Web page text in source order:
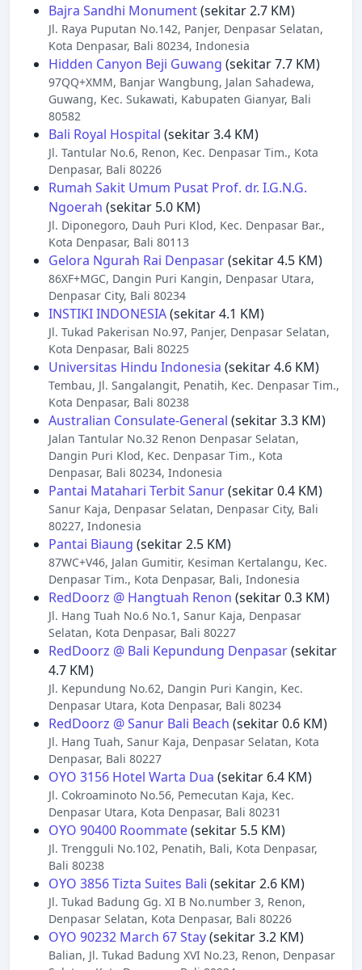
Bajra Sandhi Monument(sekitar 2.7 KM)
Jl. Raya Puputan No.142, Panjer, Denpasar Selatan,
Kota Denpasar, Bali 80234, Indonesia
Hidden Canyon Beji Guwang (sekitar 7.7 KM)
97QQ+XMM, Banjar Wangbung, Jalan Sahadewa,
Guwang, Kec. Sukawati, Kabupaten Gianyar, Bali
80582
Bali Royal Hospital (sekitar 3.4 KM)
Jl. Tantular No.6, Renon, Kec. Denpasar Tim., Kota
Denpasar, Bali 80226
Rumah Sakit Umum Pusat Prof. dr. I.G.N.G.
Ngoerah (sekitar 5.0 KM)
Jl. Diponegoro, Dauh Puri Klod, Kec. Denpasar Bar.,
Kota Denpasar, Bali 80113
Gelora Ngurah Rai Denpasar(sekitar 4.5 KM)
86XF+MGC, Dangin Puri Kangin, Denpasar Utara,
Denpasar City, Bali 80234
INSTIKI INDONESIA(sekitar 4.1 KM)
Jl. Tukad Pakerisan No.97, Panjer, Denpasar Selatan,
Kota Denpasar, Bali 80225
Universitas Hindu Indonesia (sekitar 4.6 KM)
Tembau, Jl. Sangalangit, Penatih, Kec. Denpasar Tim.,
Kota Denpasar, Bali 80238
Australian Consulate-General (sekitar 3.3 KM)
Jalan Tantular No.32 Renon Denpasar Selatan,
Dangin Puri Klod, Kec. Denpasar Tim., Kota
Denpasar, Bali 80234, Indonesia
Pantai Matahari Terbit Sanur(sekitar 0.4 KM)
Sanur Kaja, Denpasar Selatan, Denpasar City, Bali
80227, Indonesia
Pantai Biaung (sekitar 2.5 KM)
87WC+V46, Jalan Gumitir, Kesiman Kertalangu, Kec.
Denpasar Tim., Kota Denpasar, Bali, Indonesia
RedDoorz @ Hangtuah Renon (sekitar 0.3 KM)
Jl. Hang Tuah No.6 No.1, Sanur Kaja, Denpasar
Selatan, Kota Denpasar, Bali 80227
RedDoorz @ Bali Kepundung Denpasar(sekitar
4.7 KM)
Jl. Kepundung No.62, Dangin Puri Kangin, Kec.
Denpasar Utara, Kota Denpasar, Bali 80234
RedDoorz @ Sanur Bali Beach (sekitar 0.6 KM)
Jl. Hang Tuah, Sanur Kaja, Denpasar Selatan, Kota
Denpasar, Bali 80227
OYO 3156 Hotel Warta Dua (sekitar 6.4 KM)
Jl. Cokroaminoto No.56, Pemecutan Kaja, Kec.
Denpasar Utara, Kota Denpasar, Bali 80231
OYO 90400 Roommate(sekitar 5.5 KM)
Jl. Trengguli No.102, Penatih, Bali, Kota Denpasar,
Bali 80238
OYO 3856 Tizta Suites Bali (sekitar 2.6 KM)
Jl. Tukad Badung Gg. XI B No.number 3, Renon,
Denpasar Selatan, Kota Denpasar, Bali 80226
OYO 90232 March 67 Stay(sekitar 3.2 KM)
Balian, Jl. Tukad Badung XVI No.23, Renon, Denpasar